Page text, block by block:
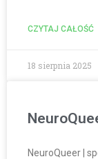
CZYTAJ CAŁOŚĆ
18 sierpnia 2025
NeuroQueer |